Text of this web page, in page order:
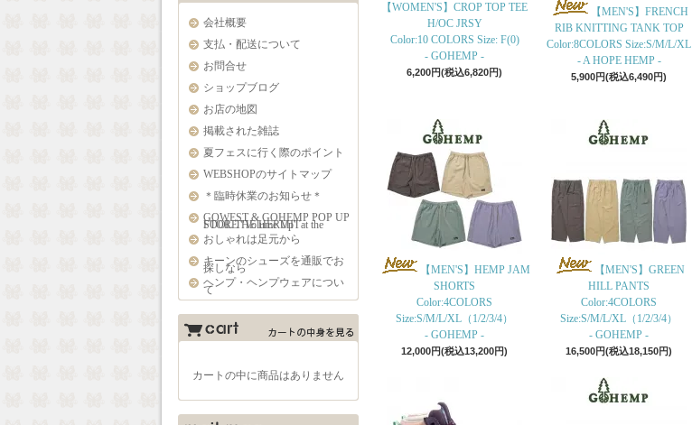
会社概要
支払・配送について
お問合せ
ショップブログ
お店の地図
掲載された雑誌
夏フェスに行く際のポイント
WEBSHOPのサイトマップ
＊臨時休業のお知らせ＊
GOWEST & GOHEMP POP UP
STORE "Volume Up" at the FOOL THE HERMIT
おしゃれは足元から
キーンのシューズを通販でお
探しなら
ヘンプ・ヘンプウェアについ
て
カートの中に商品はありません
【WOMEN'S】CROP TOP TEE
H/OC JRSY
Color:10 COLORS Size: F(0)
- GOHEMP -
6,200円(税込6,820円)
【MEN'S】FRENCH
RIB KNITTING TANK TOP
Color:8COLORS Size:S/M/L/XL
- A HOPE HEMP -
5,900円(税込6,490円)
【MEN'S】HEMP JAM
SHORTS
Color:4COLORS
Size:S/M/L/XL（1/2/3/4）
- GOHEMP -
12,000円(税込13,200円)
【MEN'S】GREEN
HILL PANTS
Color:4COLORS
Size:S/M/L/XL（1/2/3/4）
- GOHEMP -
16,500円(税込18,150円)